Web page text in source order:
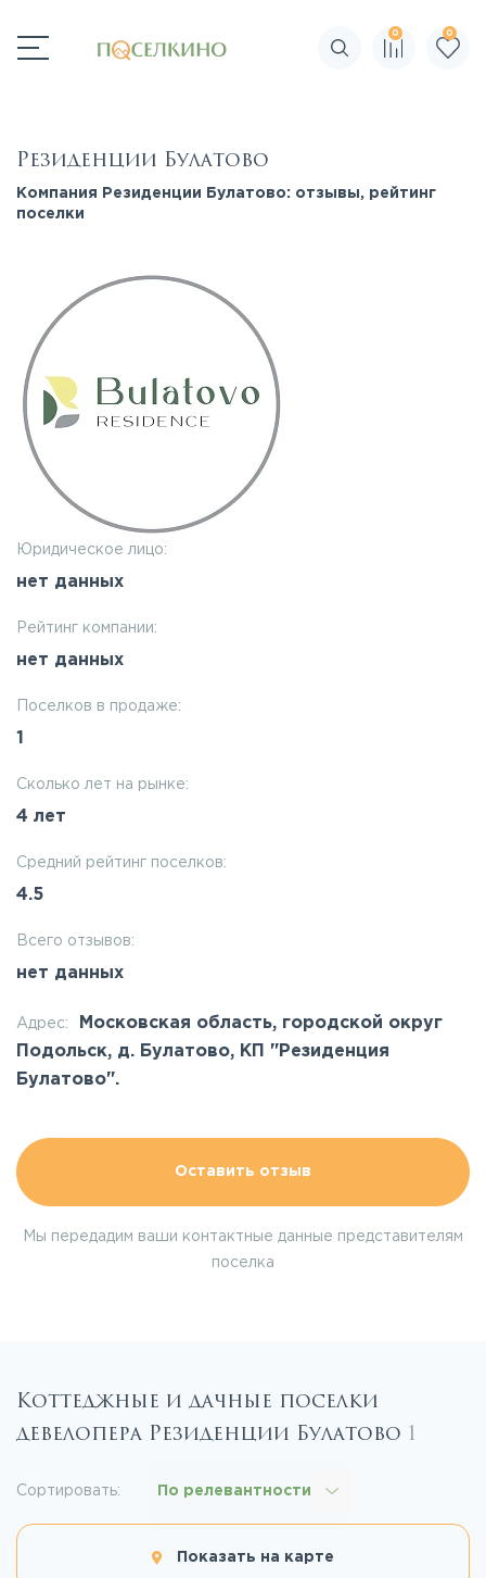
Поиск по сайту
0 0
Резиденции Булатово
Компания Резиденции Булатово: отзывы, рейтинг
поселки
Юридическое лицо:
нет данных
Рейтинг компании:
нет данных
Поселков в продаже:
1
Сколько лет на рынке:
4 лет
Средний рейтинг поселков:
4.5
Всего отзывов:
нет данных
Адрес:
Московская область, городской округ
Подольск, д. Булатово, КП "Резиденция
Булатово".
Оставить отзыв
Мы передадим ваши контактные данные представителям
поселка
Коттеджные и дачные поселки
девелопера Резиденции Булатово 1
Показать на карте
Сортировать: По релевантности